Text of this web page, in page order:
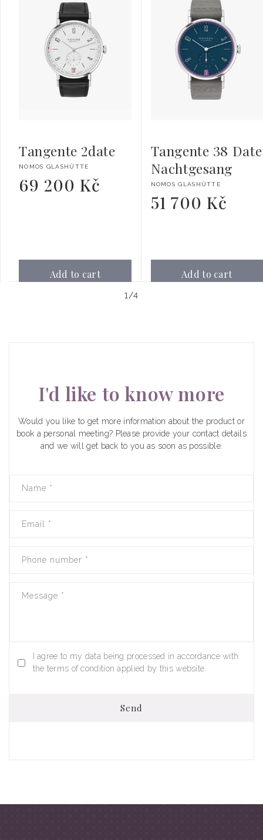
Tangente 2date
Vendor:
NOMOS GLASHÜTTE
Regular
price
69 200 Kč
Add to cart
Tangente 38 Date
Nachtgesang
Vendor:
NOMOS GLASHÜTTE
Regular
price
51 700 Kč
Add to cart
1 /of
4
I'd like to know more
Would you like to get more information about the product or
book a personal meeting? Please provide your contact details
and we will get back to you as soon as possible.
Name *
Email *
Phone number *
Message *
I agree to my data being processed in accordance with
the terms of condition applied by this website.
Send